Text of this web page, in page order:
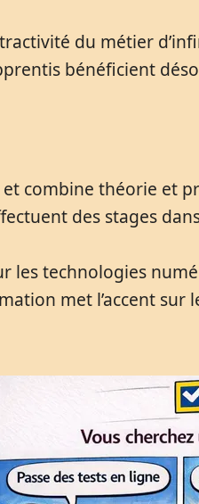
du métier
bénéficient
combine théorie et
des stages
les technologies
met l’accent